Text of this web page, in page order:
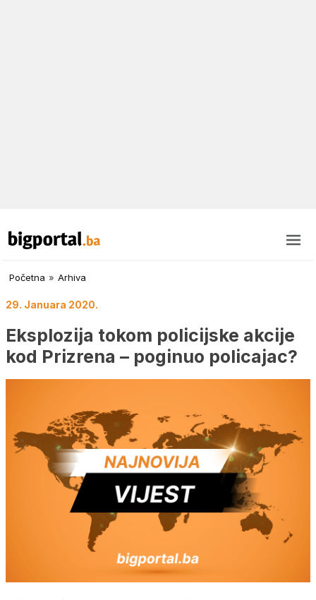
Početna » Arhiva
29. Januara 2020.
Eksplozija tokom policijske akcije
kod Prizrena – poginuo policajac?